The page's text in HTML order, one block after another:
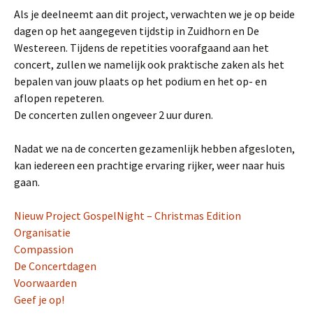
Als je deelneemt aan dit project, verwachten we je op beide
dagen op het aangegeven tijdstip in Zuidhorn en De
Westereen. Tijdens de repetities voorafgaand aan het
concert, zullen we namelijk ook praktische zaken als het
bepalen van jouw plaats op het podium en het op- en
aflopen repeteren.
De concerten zullen ongeveer 2 uur duren.
Nadat we na de concerten gezamenlijk hebben afgesloten,
kan iedereen een prachtige ervaring rijker, weer naar huis
gaan.
Nieuw Project GospelNight – Christmas Edition
Organisatie
Compassion
De Concertdagen
Voorwaarden
Geef je op!